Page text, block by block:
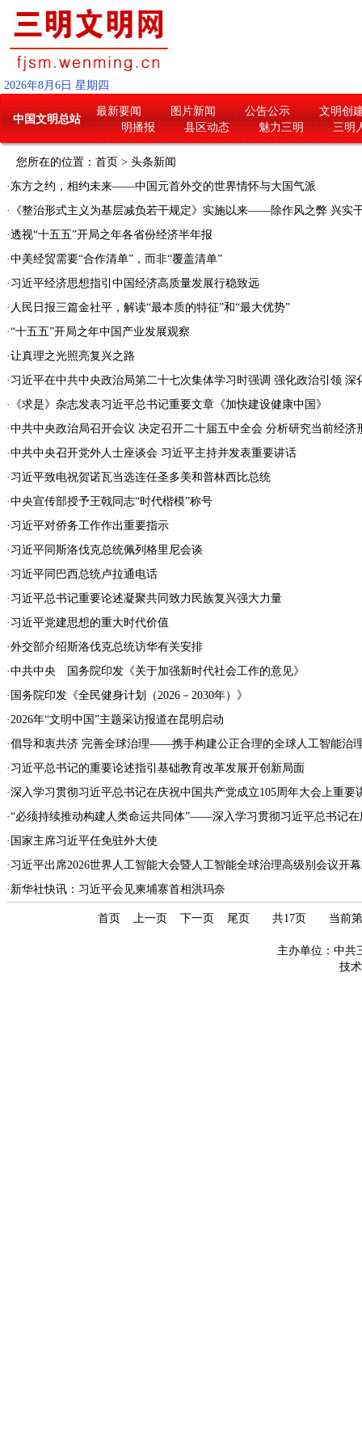
2026年8月 6 日 星期四
中国文明总站
最新要闻 图片新闻 公告公示
文明创
明播报
县区动态 魅力三明 三明
您所在的位置： 首页 > 头条新闻
· 东方之约，相约未来——中国元首外交的世界情怀与大国气派
· 《整治形式主义为基层减负若干规定》实施以来——除作风之弊 兴实
·透视“十五五”开局之年各省份经济半年报
·中美经贸需要“合作清单”，而非“覆盖清单”
· 习近平经济思想指引中国经济高质量发展行稳致远
· 人民日报三篇金社平，解读“最本质的特征”和“最大优势”
·“十五五”开局之年中国产业发展观察
·让真理之光照亮复兴之路
· 习近平在中共中央政治局第二十七次集体学习时强调 强化政治引领 深
· 《求是》杂志发表习近平总书记重要文章《加快建设健康中国》
·中共中央政治局召开会议 决定召开二十届五中全会 分析研究当前经济
·中共中央召开党外人士座谈会 习近平主持并发表重要讲话
· 习近平致电祝贺诺瓦当选连任圣多美和普林西比总统
·中央宣传部授予王戟同志“时代楷模”称号
· 习近平对侨务工作作出重要指示
· 习近平同斯洛伐克总统佩列格里尼会谈
· 习近平同巴西总统卢拉通电话
· 习近平总书记重要论述凝聚共同致力民族复兴强大力量
· 习近平党建思想的重大时代价值
·外交部介绍斯洛伐克总统访华有关安排
·中共中央 国务院印发《关于加强新时代社会工作的意见》
· 国务院印发《全民健身计划（2026－2030年）》
·2026年“文明中国”主题采访报道在昆明启动
·倡导和衷共济 完善全球治理——携手构建公正合理的全球人工智能治
· 习近平总书记的重要论述指引基础教育改革发展开创新局面
·深入学习贯彻习近平总书记在庆祝中国共产党成立105周年大会上重要
·“必须持续推动构建人类命运共同体”——深入学习贯彻习近平总书记在
· 国家主席习近平任免驻外大使
· 习近平出席2026世界人工智能大会暨人工智能全球治理高级别会议开
· 新华社快讯：习近平会见柬埔寨首相洪玛奈
首页 上一页 下一页 尾页 共17页 当前
主办单位：中
技